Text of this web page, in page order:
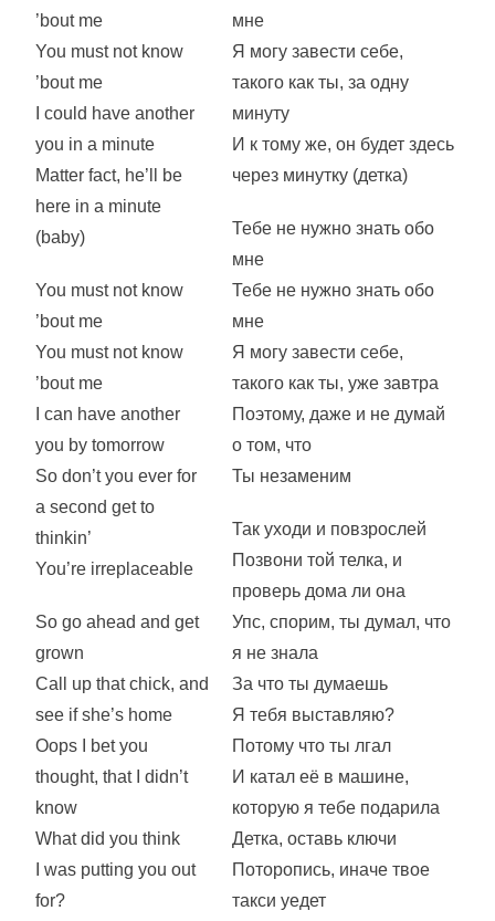
’bout me
You must not know
’bout me
I could have another
you in a minute
Matter fact, he’ll be
here in a minute
(baby)
You must not know
’bout me
You must not know
’bout me
I can have another
you by tomorrow
So don’t you ever for
a second get to
thinkin’
You’re irreplaceable
So go ahead and get
grown
Call up that chick, and
see if she’s home
Oops I bet you
thought, that I didn’t
know
What did you think
I was putting you out
for?
мне
Я могу завести себе,
такого как ты, за одну
минуту
И к тому же, он будет здесь
через минутку (детка)
Тебе не нужно знать обо
мне
Тебе не нужно знать обо
мне
Я могу завести себе,
такого как ты, уже завтра
Поэтому, даже и не думай
о том, что
Ты незаменим
Так уходи и повзрослей
Позвони той телка, и
проверь дома ли она
Упс, спорим, ты думал, что
я не знала
За что ты думаешь
Я тебя выставляю?
Потому что ты лгал
И катал её в машине,
которую я тебе подарила
Детка, оставь ключи
Поторопись, иначе твое
такси уедет